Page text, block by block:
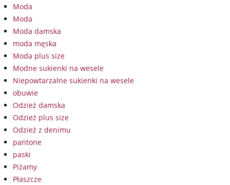
Moda
Moda
Moda damska
moda męska
Moda plus size
Modne sukienki na wesele
Niepowtarzalne sukienki na wesele
obuwie
Odzież damska
Odzież plus size
Odzież z denimu
pantone
paski
Piżamy
Płaszcze